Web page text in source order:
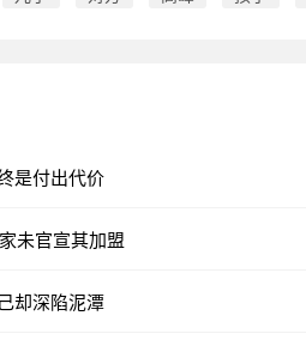
是付出代价
未官宣其加盟
却深陷泥潭